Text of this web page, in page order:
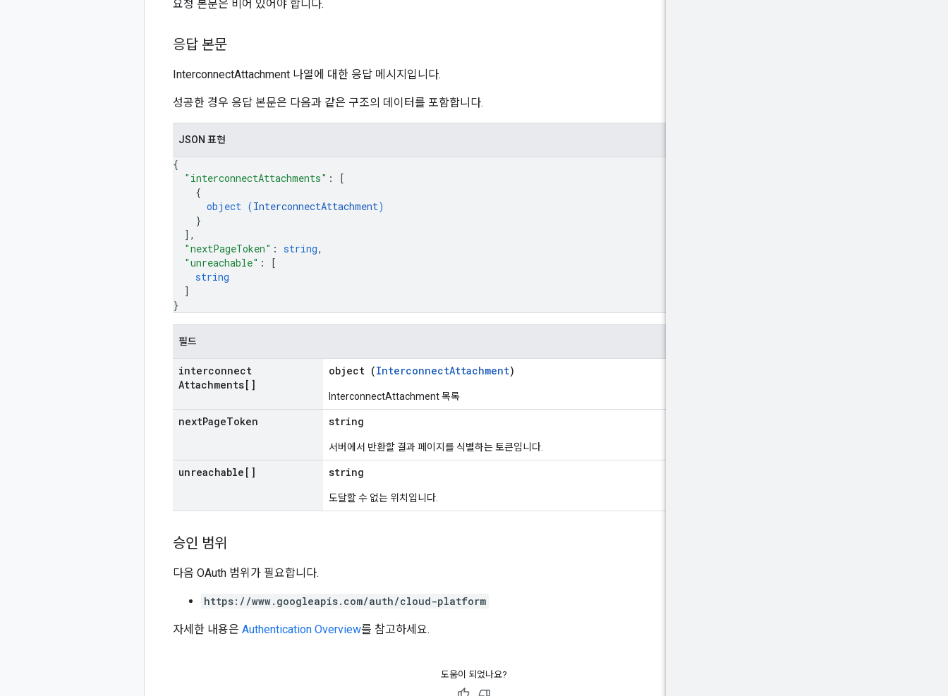
요청 본문은 비어 있어야 합니다.
응답 본문
InterconnectAttachment 나열에 대한 응답 메시지입니다.
성공한 경우 응답 본문은 다음과 같은 구조의 데이터를 포함합니다.
JSON 표현
{
"interconnectAttachments" :
[
{
object (InterconnectAttachment)
}
] ,
"nextPageToken" : string,
"unreachable" :
[
string
]
}
필드
interconnect
Attachments[]
object (InterconnectAttachment)
InterconnectAttachment 목록
nextPageToken string
서버에서 반환할 결과 페이지를 식별하는 토큰입니다.
unreachable[] string
도달할 수 없는 위치입니다.
승인 범위
다음 OAuth 범위가 필요합니다.
https://www.googleapis.com/auth/cloud-platform
자세한 내용은 Authentication Overview를 참고하세요.
도움이 되었나요?